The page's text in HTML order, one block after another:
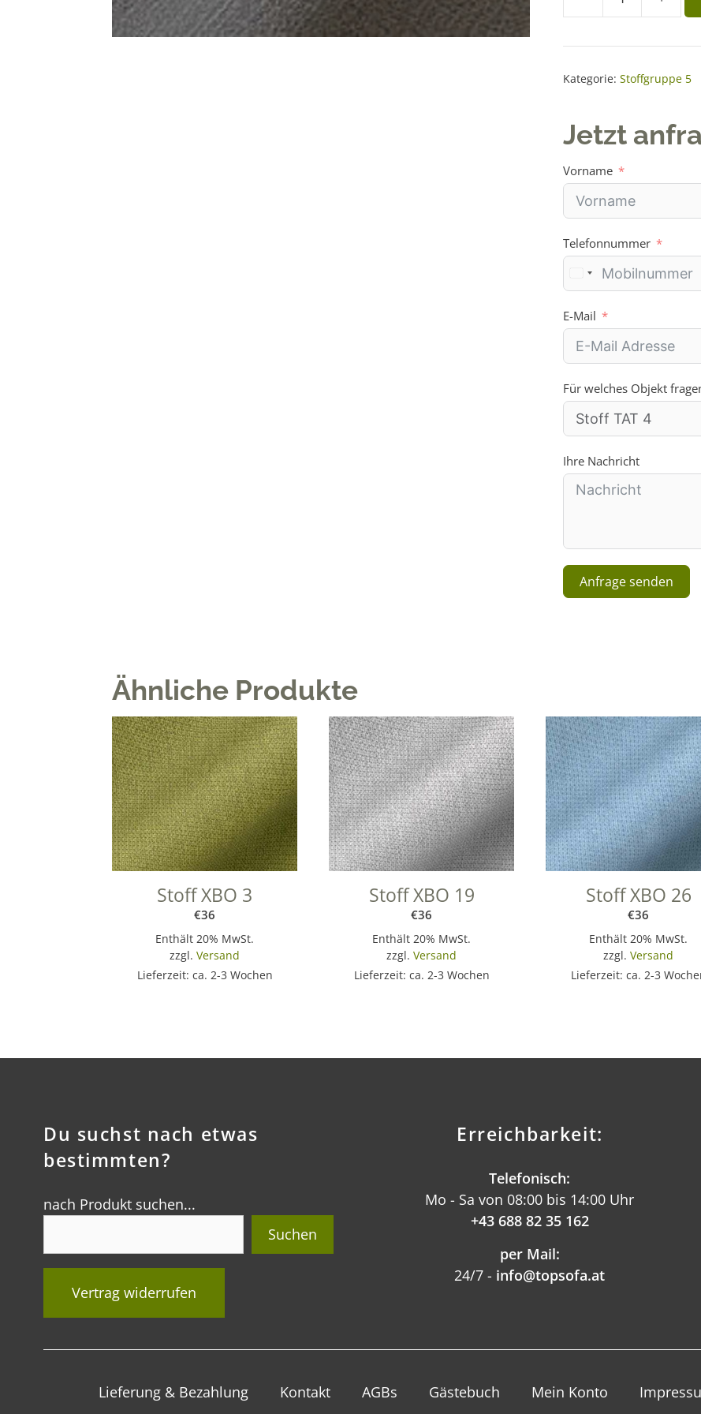
4
Menge
e
r
t
v
:
Kategorie:Stoffgruppe 5
Jetzt
Vorname
Telefonnummer
E-Mail
Für welches Objekt
Ihre Nachricht
Anfrage senden
a
t
i
v
e
:
Ähnliche Produkte
Stoff XBO 3
€36
Enthält 20% MwSt.
zzgl. Versand
Lieferzeit: ca. 2-3 Wochen
Stoff XBO 19
€36
Enthält 20% MwSt.
zzgl. Versand
Lieferzeit: ca. 2-3 Wochen
Stoff XBO 26
€36
Enthält 20% MwSt.
zzgl. Versand
Lieferzeit: ca. 2-3
Du suchst nach etwas
bestimmten?
nach Produkt suchen...
Suchen
Vertrag widerrufen
Erreichbarkeit:
Telefonisch:
Mo - Sa von 08:00 bis 14:00 Uhr
+43 688 82 35 162
per Mail:
24/7 - info@topsofa.at
Lieferung & Bezahlung Kontakt AGBs Gästebuch Mein Konto